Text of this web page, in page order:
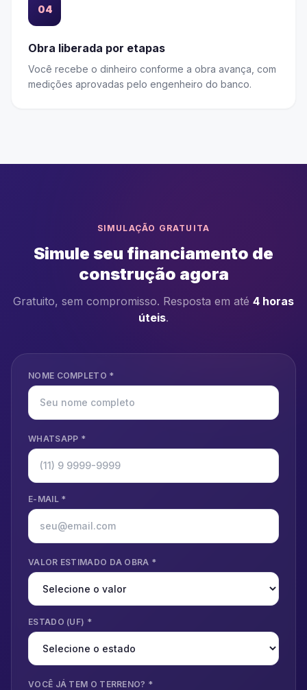
04
Obra liberada por etapas
Você recebe o dinheiro conforme a obra avança, com
medições aprovadas pelo engenheiro do banco.
SIMULAÇÃO GRATUITA
Simule seu financiamento de
construção agora
Gratuito, sem compromisso. Resposta em até 4 horas
úteis.
NOME COMPLETO *
WHATSAPP *
E-MAIL *
VALOR ESTIMADO DA OBRA *
ESTADO (UF) *
VOCÊ JÁ TEM O TERRENO? *